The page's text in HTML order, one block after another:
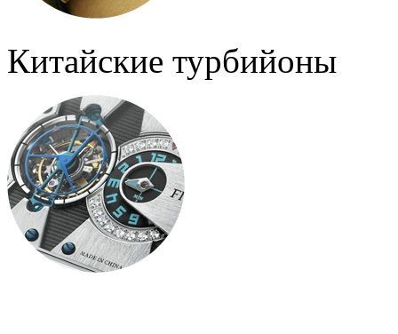
Китайские турбийоны